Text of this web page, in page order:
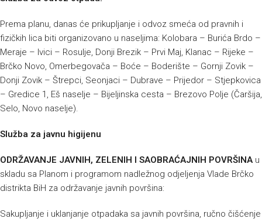
Prema planu, danas će prikupljanje i odvoz smeća od pravnih i
fizičkih lica biti organizovano u naseljima: Kolobara – Burića Brdo –
Meraje – Ivici – Rosulje, Donji Brezik – Prvi Maj, Klanac – Rijeke –
Brčko Novo, Omerbegovača – Boće – Boderište – Gornji Zovik –
Donji Zovik – Štrepci, Seonjaci – Dubrave – Prijedor – Stjepkovica
– Gredice 1, Eš naselje – Bijeljinska cesta – Brezovo Polje (Čaršija,
Selo, Novo naselje).
Služba za javnu higijenu
ODRŽAVANJE JAVNIH, ZELENIH I SAOBRAĆAJNIH POVRŠINAu
skladu sa Planom i programom nadležnog odjeljenja Vlade Brčko
distrikta BiH za održavanje javnih površina:
Sakupljanje i uklanjanje otpadaka sa javnih površina, ručno čišćenje